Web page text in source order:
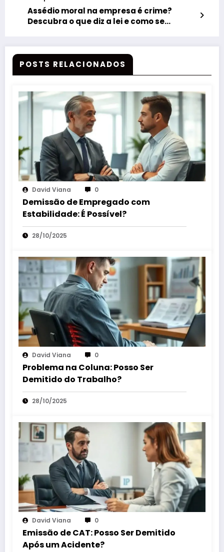
Assédio moral na empresa é crime?
Descubra o que diz a lei e como se
POSTS RELACIONADOS
David Viana 0
Demissão de Empregado com
Estabilidade: É Possível?
28/10/2025
David Viana 0
Problema na Coluna: Posso Ser
Demitido do Trabalho?
28/10/2025
David Viana 0
Emissão de CAT: Posso Ser Demitido
Após um Acidente?